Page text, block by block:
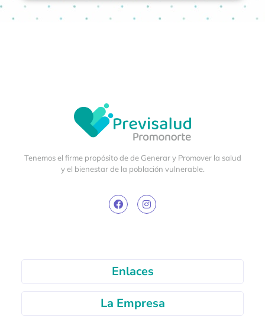
Tenemos el firme propósito de de Generar y Promover la salud
y el bienestar de la población vulnerable.
Enlaces
La Empresa